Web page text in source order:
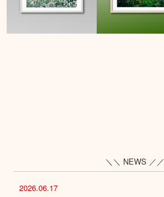
＼＼ NEWS ／／
2026.06.17